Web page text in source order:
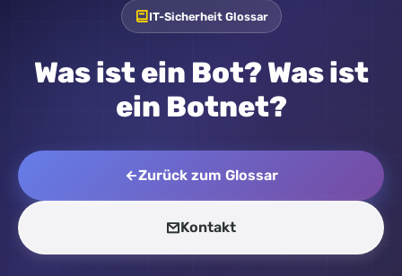
IT-Sicherheit Glossar
Was ist ein Bot? Was ist
ein Botnet?
Zurück zum Glossar
Kontakt